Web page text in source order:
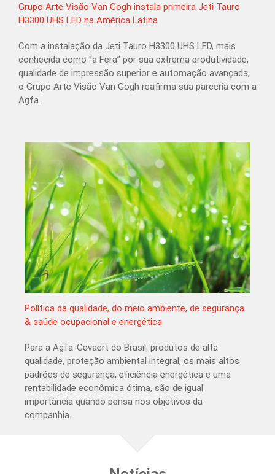
Grupo Arte Visão Van Gogh instala primeira Jeti Tauro
H3300 UHS LED na América Latina
Com a instalação da Jeti Tauro H3300 UHS LED, mais
conhecida como “a Fera” por sua extrema produtividade,
qualidade de impressão superior e automação avançada,
o Grupo Arte Visão Van Gogh reafirma sua parceria com a
Agfa.
Política da qualidade, do meio ambiente, de segurança
& saúde ocupacional e energética
Para a Agfa-Gevaert do Brasil, produtos de alta
qualidade, proteção ambiental integral, os mais altos
padrões de segurança, eficiência energética e uma
rentabilidade econômica ótima, são de igual
importância quando pensa nos objetivos da
companhia.